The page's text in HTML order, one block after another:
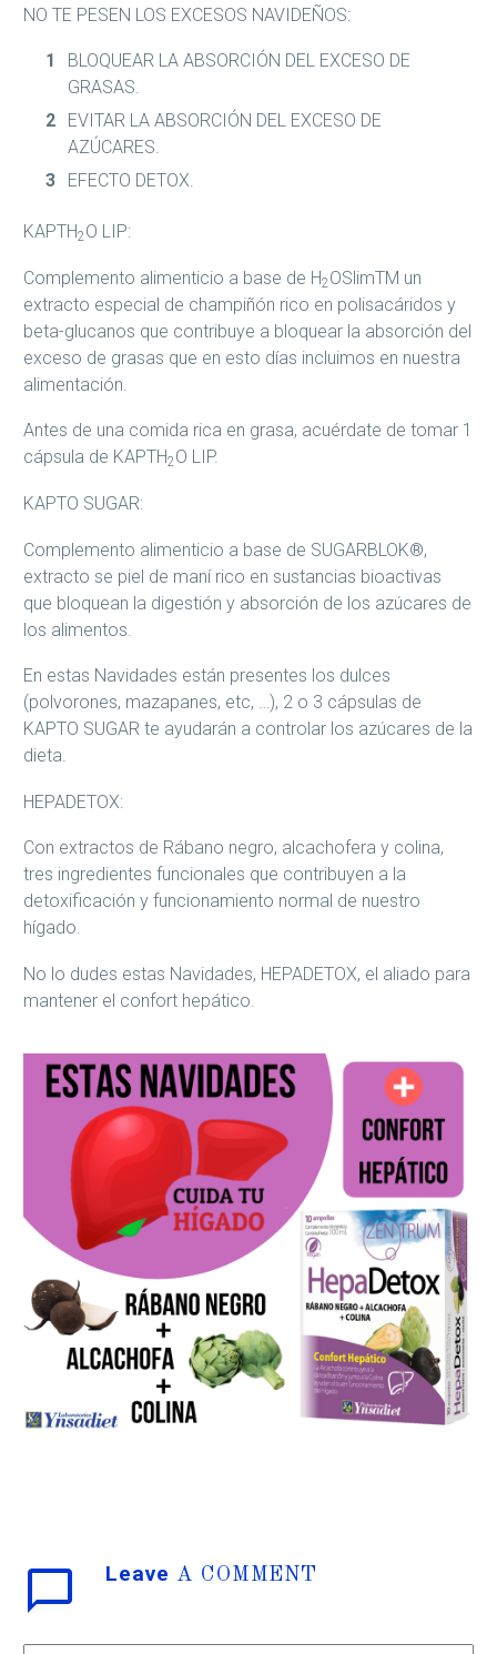
NO TE PESEN LOS EXCESOS NAVIDEÑOS:
BLOQUEAR LA ABSORCIÓN DEL EXCESO DE
GRASAS.
EVITAR LA ABSORCIÓN DEL EXCESO DE
AZÚCARES.
EFECTO DETOX.
KAPTH2O LIP:
Complemento alimenticio a base de H2 OSlimTM un
extracto especial de champiñón rico en polisacáridos y
beta-glucanos que contribuye a bloquear la absorción del
exceso de grasas que en esto días incluimos en nuestra
alimentación.
Antes de una comida rica en grasa, acuérdate de tomar 1
cápsula de KAPTH2O LIP.
KAPTO SUGAR:
Complemento alimenticio a base de SUGARBLOK®,
extracto se piel de maní rico en sustancias bioactivas
que bloquean la digestión y absorción de los azúcares de
los alimentos.
En estas Navidades están presentes los dulces
(polvorones, mazapanes, etc, …), 2 o 3 cápsulas de
KAPTO SUGAR te ayudarán a controlar los azúcares de la
dieta.
HEPADETOX:
Con extractos de Rábano negro, alcachofera y colina,
tres ingredientes funcionales que contribuyen a la
detoxificación y funcionamiento normal de nuestro
hígado.
No lo dudes estas Navidades, HEPADETOX, el aliado para
mantener el confort hepático.
Leave A COMMENT